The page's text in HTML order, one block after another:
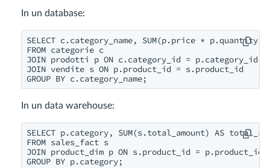
In un database:
SELECT c.category_name, SUM(p.price *
FROM categorie c
JOIN prodotti p ON c.category_id = p.category_id
JOIN vendite s ON p.product_id = s.product_id
GROUP BY c.category_name;
In un data warehouse:
SELECT p.category, SUM(s.total_amount) AS
FROM sales_fact s
JOIN product_dim p ON s.product_id = p.product_id
GROUP BY p.category;